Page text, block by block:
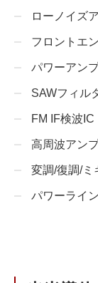
ローノイズ
フロントエ
パワーアン
SAWフィル
FM IF検波IC
高周波アン
変調/復調/ミ
パワーライ